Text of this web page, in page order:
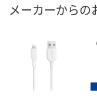
メーカーからの